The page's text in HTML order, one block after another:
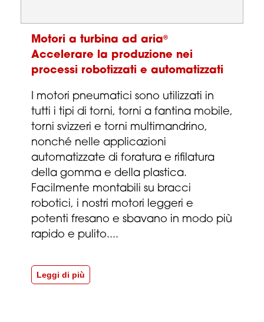
Motori a turbina ad aria®
Accelerare la produzione nei
processi robotizzati e automatizzati
I motori pneumatici sono utilizzati in
tutti i tipi di torni, torni a fantina mobile,
torni svizzeri e torni multimandrino,
nonché nelle applicazioni
automatizzate di foratura e rifilatura
della gomma e della plastica.
Facilmente montabili su bracci
robotici, i nostri motori leggeri e
potenti fresano e sbavano in modo più
rapido e pulito....
Leggi di più